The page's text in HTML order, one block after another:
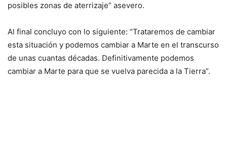
posibles zonas de aterrizaje” asevero.
Al final concluyo con lo siguiente: “Trataremos de cambiar
esta situación y podemos cambiar a Marte en el transcurso
de unas cuantas décadas. Definitivamente podemos
cambiar a Marte para que se vuelva parecida a la Tierra”.